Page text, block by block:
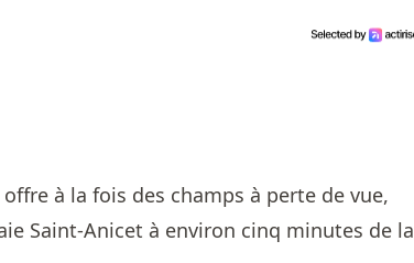
à la fois des champs à perte de vue,
Saint-Anicet à environ cinq minutes de la